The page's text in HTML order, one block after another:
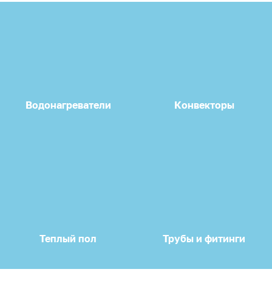
Водонагреватели Конвекторы
Теплый пол Трубы и фитинги